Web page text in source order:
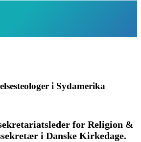
i Sydamerika
for Religion &
i Danske Kirkedage.